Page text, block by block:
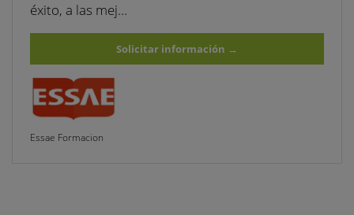
éxito, a las mej…
Solicitar información →
Essae Formacion